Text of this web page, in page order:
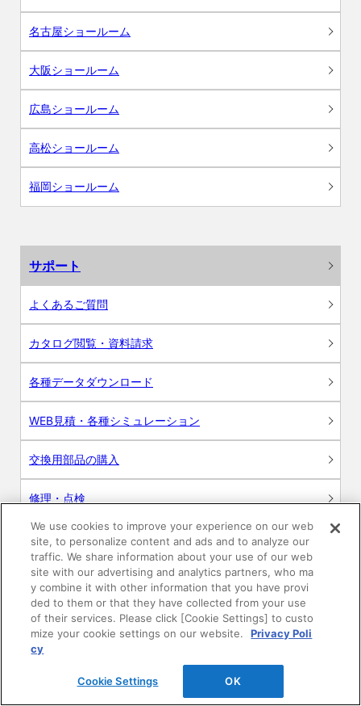
名古屋ショールーム
大阪ショールーム
広島ショールーム
高松ショールーム
福岡ショールーム
サポート
よくあるご質問
カタログ閲覧・資料請求
各種データダウンロード
WEB見積・各種シミュレーション
交換用部品の購入
修理・点検
お問い合わせ
ログイン
建築・設計関係者様向けサイト
ユーザー登録サービス
WEB見積システム
We use cookies to improve your experience on our web
site, to personalize content and ads and to analyze our
traffic. We share information about your use of our web
site with our advertising and analytics partners, who ma
y combine it with other information that you have provi
ded to them or that they have collected from your use
of their services. Please click [Cookie Settings] to custo
mize your cookie settings on our website.
Privacy Poli
cy
Cookie Settings OK